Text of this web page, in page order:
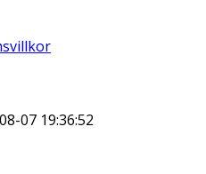
07 19:36:52